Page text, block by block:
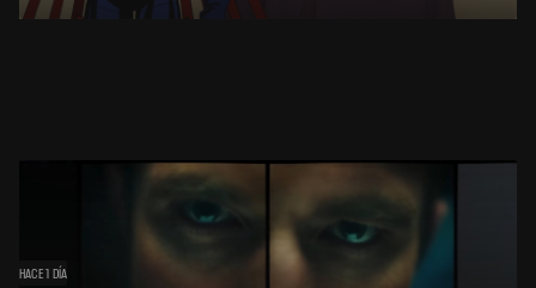
HACE 1 DÍA